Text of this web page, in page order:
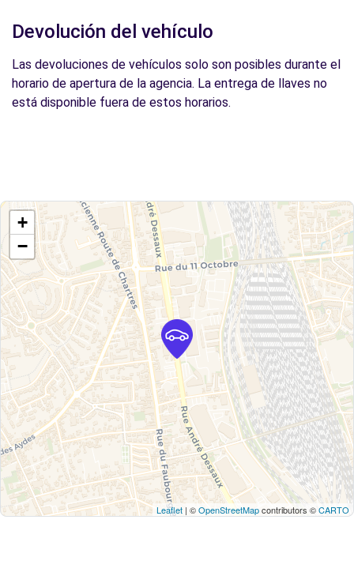
Devolución del vehículo
Las devoluciones de vehículos solo son posibles durante el
horario de apertura de la agencia. La entrega de llaves no
está disponible fuera de estos horarios.
+
−
Leaflet | ©OpenStreetMapcontributors ©CARTO